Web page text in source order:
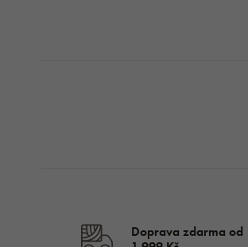
Doprava zdarma od